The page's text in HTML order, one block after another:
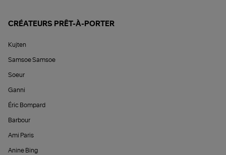
CRÉATEURS PRÊT-À-PORTER
Kujten
Samsoe Samsoe
Soeur
Ganni
Éric Bompard
Barbour
Ami Paris
Anine Bing